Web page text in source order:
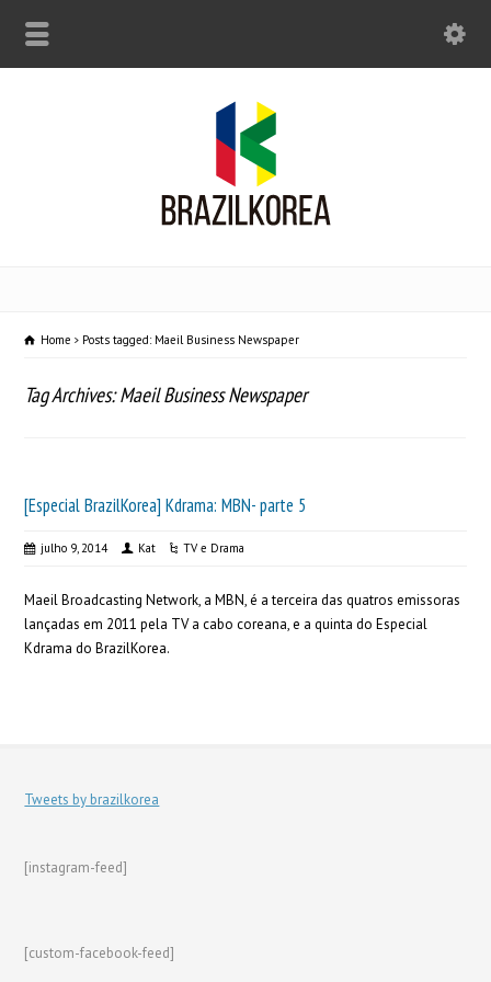
Home Posts tagged: Maeil Business Newspaper
Tag Archives: Maeil Business Newspaper
[Especial BrazilKorea] Kdrama: MBN- parte 5
julho 9, 2014 Kat TV e Drama
Maeil Broadcasting Network, a MBN, é a terceira das quatros emissoras
lançadas em 2011 pela TV a cabo coreana, e a quinta do Especial
Kdrama do BrazilKorea.
Tweets by brazilkorea
[instagram-feed]
[custom-facebook-feed]